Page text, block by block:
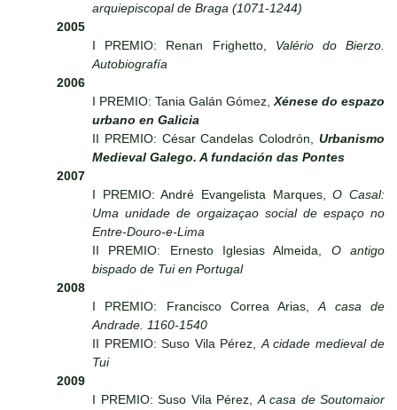
arquiepiscopal de Braga (1071-1244)
2005
I PREMIO: Renan Frighetto, Valério do Bierzo.
Autobiografía
2006
I PREMIO: Tania Galán Gómez,Xénese do espazo
urbano en Galicia
II PREMIO: César Candelas Colodrón, Urbanismo
Medieval Galego. A fundación das Pontes
2007
I PREMIO: André Evangelista Marques,O Casal:
Uma unidade de orgaizaçao social de espaço no
Entre-Douro-e-Lima
II PREMIO: Ernesto Iglesias Almeida, O antigo
bispado de Tui en Portugal
2008
I PREMIO: Francisco Correa Arias,A casa de
Andrade. 1160-1540
II PREMIO: Suso Vila Pérez,A cidade medieval de
Tui
2009
I PREMIO: Suso Vila Pérez,A casa de Soutomaior